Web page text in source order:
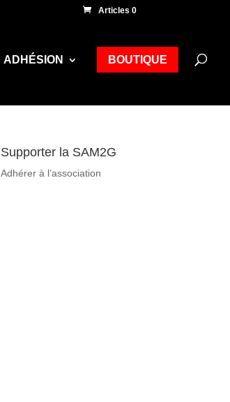
Articles 0
ADHÉSION BOUTIQUE
Supporter la SAM2G
Adhérer à l’association